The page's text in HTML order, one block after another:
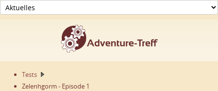
Tests
Zelenhgorm - Episode 1